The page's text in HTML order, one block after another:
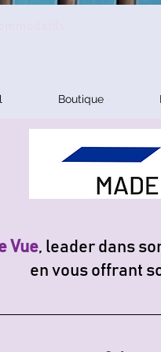
Boutique
Vue, leader dans
en vous offrant